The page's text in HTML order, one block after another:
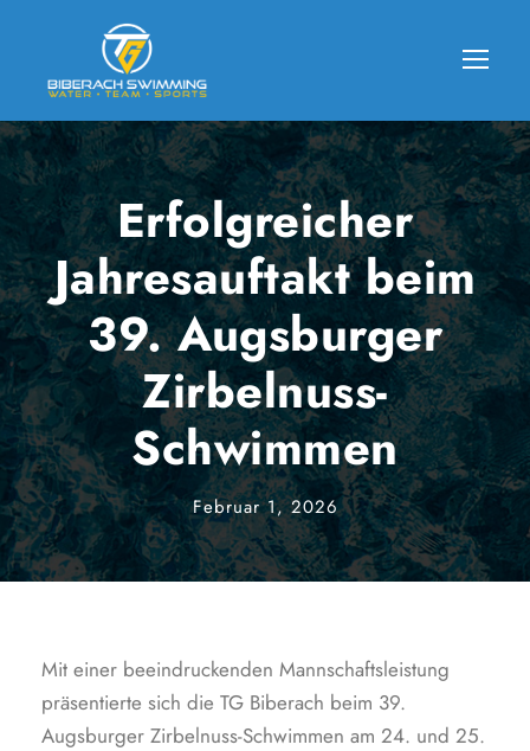
Erfolgreicher
Jahresauftakt beim
39. Augsburger
Zirbelnuss-
Schwimmen
Februar 1, 2026
Mit einer beeindruckenden Mannschaftsleistung
präsentierte sich die TG Biberach beim 39.
Augsburger Zirbelnuss-Schwimmen am 24. und 25.